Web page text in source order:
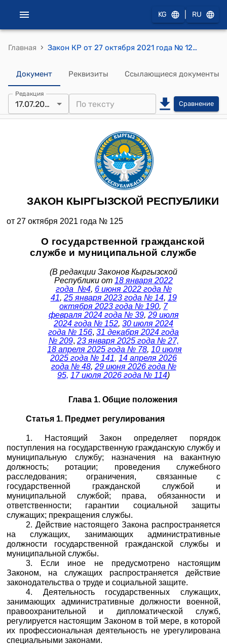
KG RU
Главная › Закон КР от 27 октября 2021 года № 125 "О государственной гражданской службе и муниципальной службе"
Документ Реквизиты Ссылающиеся документы
Редакция
17.07.2026 Сравнение